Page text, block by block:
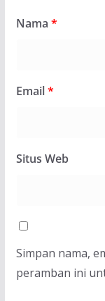
Nama *
Email*
Situs Web
Simpan nama,
peramban ini